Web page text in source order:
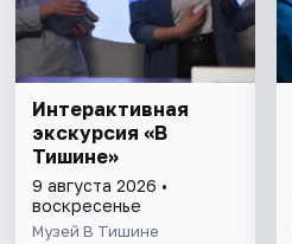
Интерактивная
экскурсия «В
Тишине»
9 августа 2026 •
воскресенье
Музей В Тишине